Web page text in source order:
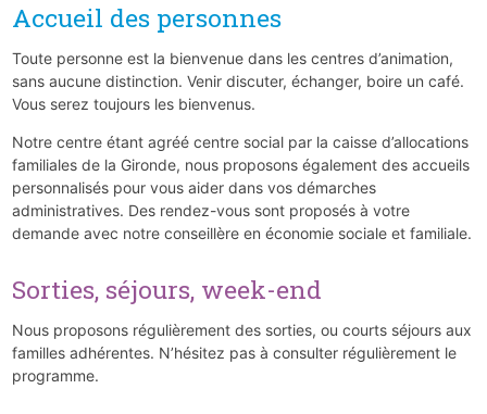
Accueil des personnes
Toute personne est la bienvenue dans les centres d’animation,
sans aucune distinction. Venir discuter, échanger, boire un café.
Vous serez toujours les bienvenus.
Notre centre étant agréé centre social par la caisse d’allocations
familiales de la Gironde, nous proposons également des accueils
personnalisés pour vous aider dans vos démarches
administratives. Des rendez-vous sont proposés à votre
demande avec notre conseillère en économie sociale et familiale.
Sorties, séjours, week-end
Nous proposons régulièrement des sorties, ou courts séjours aux
familles adhérentes. N’hésitez pas à consulter régulièrement le
programme.